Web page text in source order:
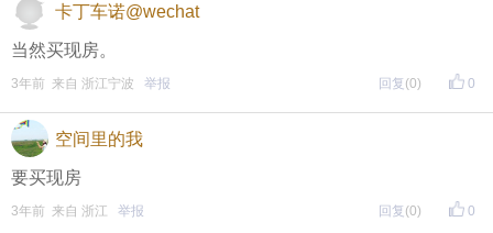
如果你要买房子的话，你要买期房还是现房？
小编先来：
那必须是现房买来的安心！现在开发商暴雷的太多
了，一不小心买了期房交不了房就成大冤种了~如果你
卡丁车诺@wechat
当然买现房。
0
3年前 来自 浙江宁波 举报 回复 (0)
空间里的我
要买现房
0
3年前 来自 浙江 举报 回复 (0)